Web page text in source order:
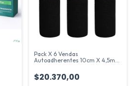
Pack X 6 Vendas
Autoadherentes 10cm X 4,5m
$20.370,00